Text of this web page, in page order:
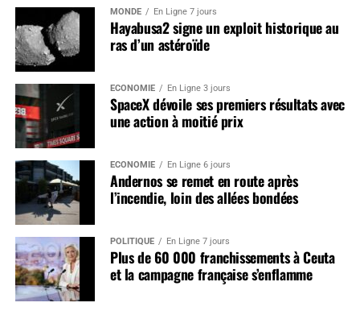
MONDE En Ligne 7 jours
Hayabusa2 signe un exploit historique au
ras d’un astéroïde
ÉCONOMIE En Ligne 3 jours
SpaceX dévoile ses premiers résultats avec
une action à moitié prix
ÉCONOMIE En Ligne 6 jours
Andernos se remet en route après
l’incendie, loin des allées bondées
POLITIQUE En Ligne 7 jours
Plus de 60 000 franchissements à Ceuta
et la campagne française s’enflamme